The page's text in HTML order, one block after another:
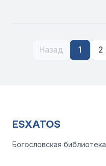
Назад 1 2
ESXATOS
Богословская библиотека